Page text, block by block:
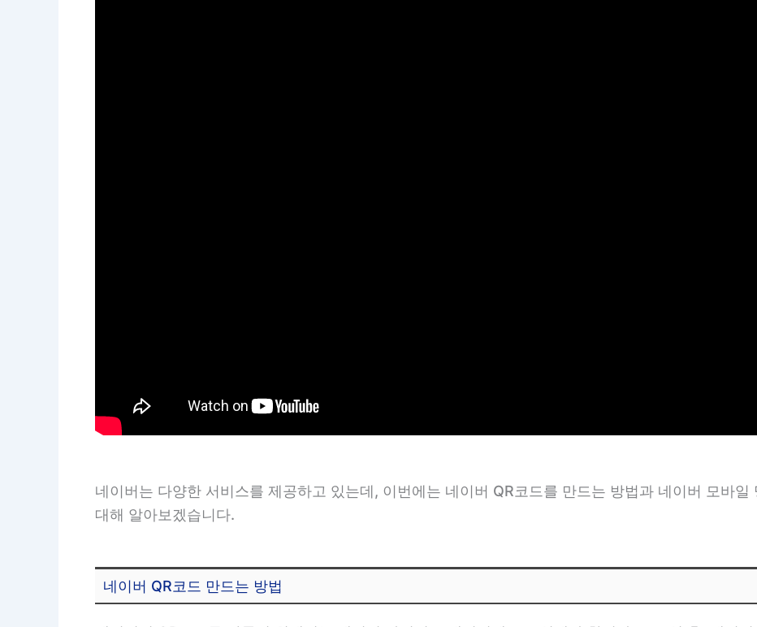
네이버는 다양한 서비스를 제공하고 있는데, 이번에는 네이버 QR코드를 만드는 방법과 네이버 모바
대해 알아보겠습니다.
네이버 QR코드 만드는 방법